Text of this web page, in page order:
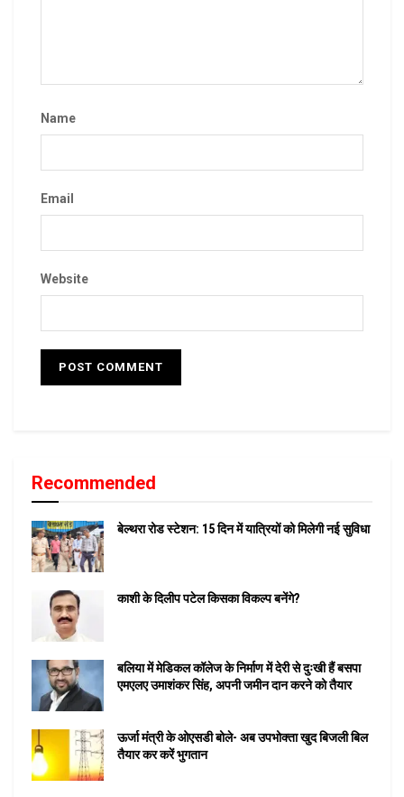
Name
Email
Website
Recommended
बेल्थरा रोड स्टेशन: 15 दिन में यात्रियों को मिलेगी नई सुविधा
काशी के दिलीप पटेल किसका विकल्प बनेंगे?
बलिया में मेडिकल कॉलेज के निर्माण में देरी से दुःखी हैं बसपा
एमएलए उमाशंकर सिंह, अपनी जमीन दान करने को तैयार
ऊर्जा मंत्री के ओएसडी बोले- अब उपभोक्ता खुद बिजली बिल
तैयार कर करें भुगतान